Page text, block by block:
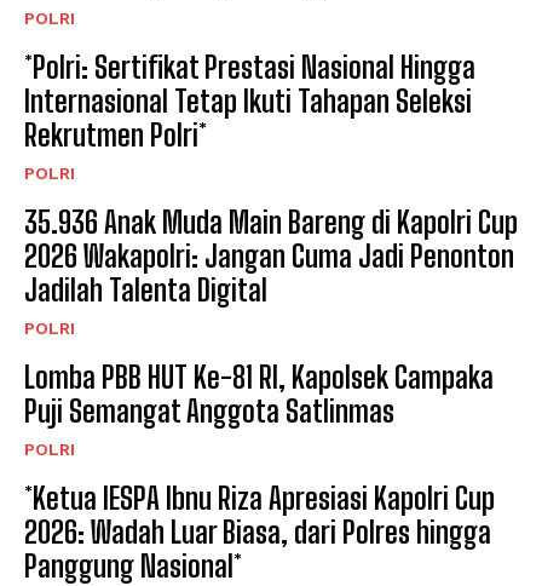
POLRI
*Polri: Sertifikat Prestasi Nasional Hingga
Internasional Tetap Ikuti Tahapan Seleksi
Rekrutmen Polri*
POLRI
35.936 Anak Muda Main Bareng di Kapolri Cup
2026 Wakapolri: Jangan Cuma Jadi Penonton
Jadilah Talenta Digital
POLRI
Lomba PBB HUT Ke-81 RI, Kapolsek Campaka
Puji Semangat Anggota Satlinmas
POLRI
*Ketua IESPA Ibnu Riza Apresiasi Kapolri Cup
2026: Wadah Luar Biasa, dari Polres hingga
Panggung Nasional*